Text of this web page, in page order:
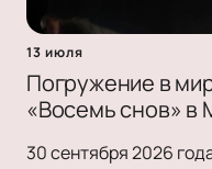
13 июля
Погружение в
«Восемь снов» в
30 сентября 2026